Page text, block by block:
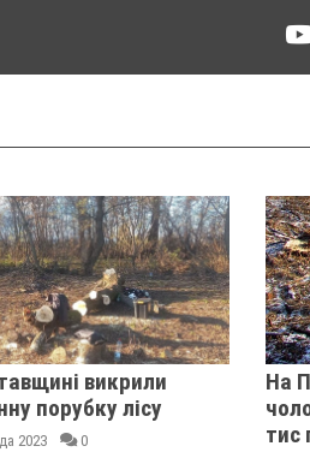
викрили
порубку лісу
2023 0
На
тис